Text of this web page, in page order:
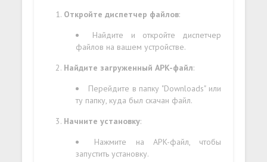
Откройте диспетчер файлов:
Найдите и откройте диспетчер
файлов на вашем устройстве.
Найдите загруженный APK-файл:
Перейдите в папку "Downloads" или
ту папку, куда был скачан файл.
Начните установку:
Нажмите на APK-файл, чтобы
запустить установку.